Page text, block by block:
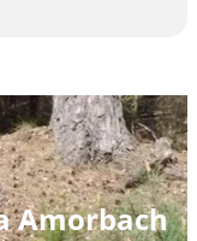
Amorbach